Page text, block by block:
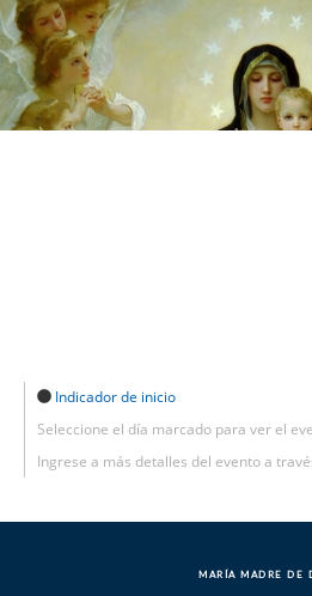
Indicador de inicio
Seleccione el día marcado para ver el
Ingrese a más detalles del evento a
MARÍA MADRE DE